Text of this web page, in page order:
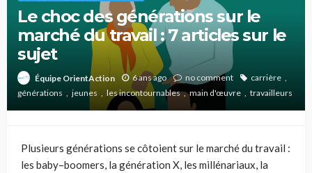
Le choc des générations sur le
marché du travail : 7 articles sur le
sujet
Équipe OrientAction 6 ans ago no comment
carrière
générations
jeunes les incontournables main d'œuvre travailleurs
Plusieurs générations se côtoient sur le marché du travail :
les baby–boomers, la génération X, les millénariaux, la